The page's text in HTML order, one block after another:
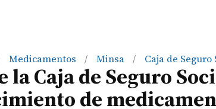
Medicamentos / Minsa / Caja de Seguro
Caja de Seguro
de